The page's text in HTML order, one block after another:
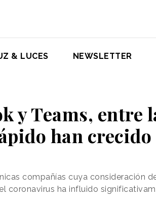
& LUCES NEWSLETTER
y Teams, entre
han crecido
compañías cuya consideración
coronavirus ha influido